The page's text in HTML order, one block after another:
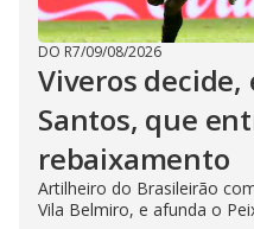
DO R7/09/08/2026
Viveros
Santos, que
rebaixamento
Artilheiro do Brasileirão
Vila Belmiro, e afunda o